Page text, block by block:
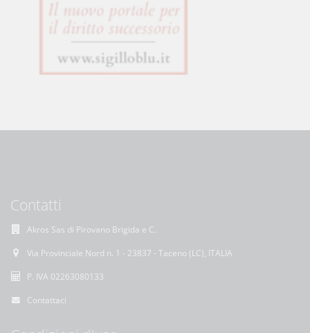
Contatti
Akros Sas di Pirovano Brigida e C.
Via Provinciale Nord n. 1 - 23837 - Taceno (LC), ITALIA
P. IVA 02263080133
Contattaci